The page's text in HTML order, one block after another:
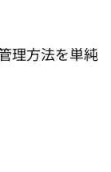
理方法を単純